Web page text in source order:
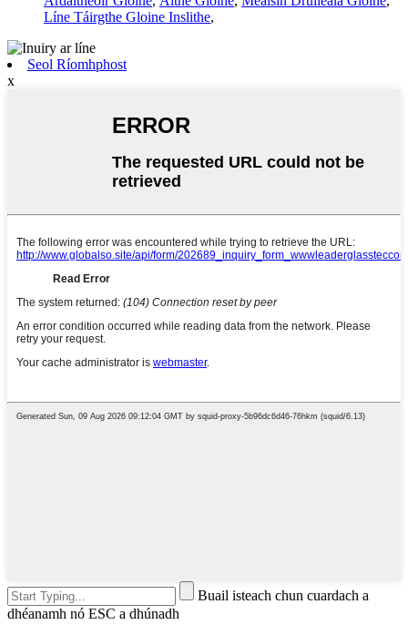
Líne Táirgthe Gloine Inslithe,
Seol Ríomhphost
x
Buail isteach chun cuardach a
dhéanamh nó ESC a dhúnadh